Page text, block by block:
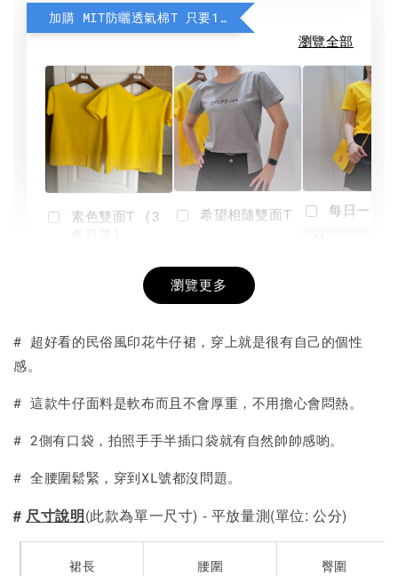
加購 MIT防曬透氣棉T 只要190元
瀏覽全部
素色雙面T (3
+
希望相隨雙面T
NT$ 190
-
每日一笑
瀏覽更多
# 超好看的民俗風印花牛仔裙，穿上就是很有自己的個性
感。
# 這款牛仔面料是軟布而且不會厚重，不用擔心會悶熱。
# 2側有口袋，拍照手手半插口袋就有自然帥帥感喲。
# 全腰圍鬆緊，穿到XL號都沒問題。
# 尺寸說明(此款為單一尺寸) - 平放量測(單位: 公分)
裙長 腰圍 臀圍